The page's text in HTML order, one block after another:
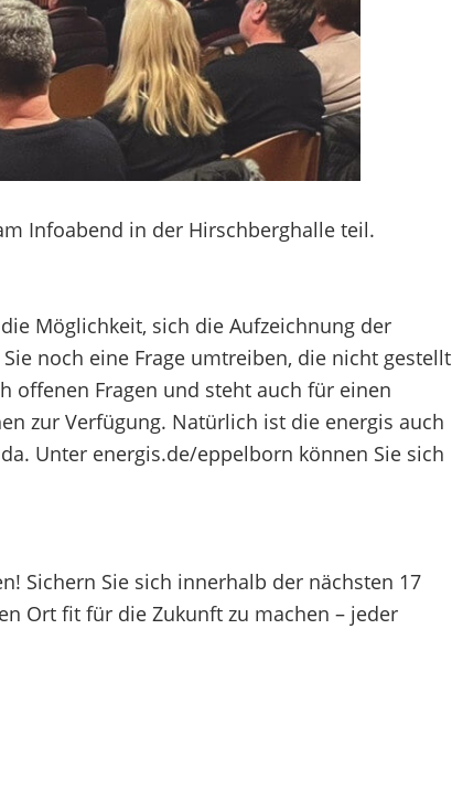
Infoabend in der Hirschberghalle teil.
Möglichkeit, sich die Aufzeichnung der
noch eine Frage umtreiben, die nicht gestellt
offenen Fragen und steht auch für einen
zur Verfügung. Natürlich ist die energis auch
Unter energis.de/eppelborn können Sie sich
Sichern Sie sich innerhalb der nächsten 17
Ort fit für die Zukunft zu machen – jeder